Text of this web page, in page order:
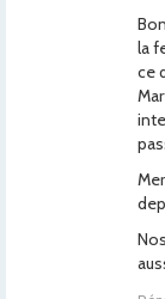
la
ce